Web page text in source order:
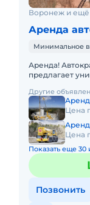
Воронеж и ещё
Аренда
Минимальное
Аренда!
предлагает
автокрана.
Другие
Цена
Цена
Показать еще 30
Позвонить